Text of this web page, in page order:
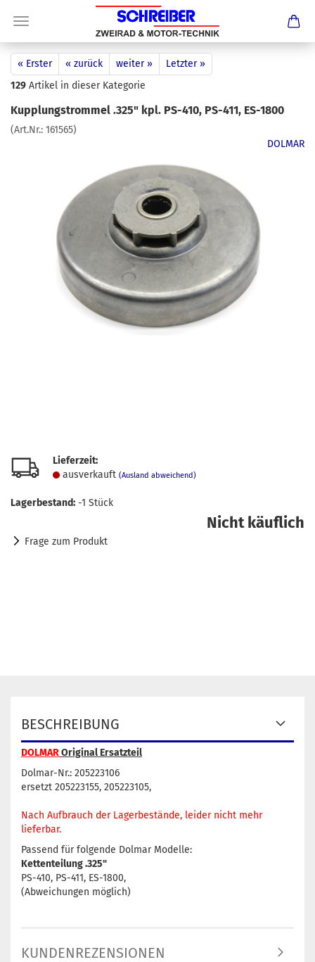
« Erster « zurück weiter »
Letzter »
129 Artikel in dieser Kategorie
Kupplungstrommel .325" kpl. PS-410, PS-411, ES-1800
(Art.Nr.: 161565)
DOLMAR
Lieferzeit:
ausverkauft (Ausland abweichend)
Lagerbestand: -1 Stück
Nicht käuflich
Frage zum Produkt
BESCHREIBUNG
DOLMAROriginal Ersatzteil
Dolmar-Nr.: 205223106
ersetzt 205223155, 205223105,
Nach Aufbrauch der Lagerbestände, leider nicht mehr
lieferbar.
Passend für folgende Dolmar Modelle:
Kettenteilung .325"
PS-410, PS-411, ES-1800,
(Abweichungen möglich)
KUNDENREZENSIONEN